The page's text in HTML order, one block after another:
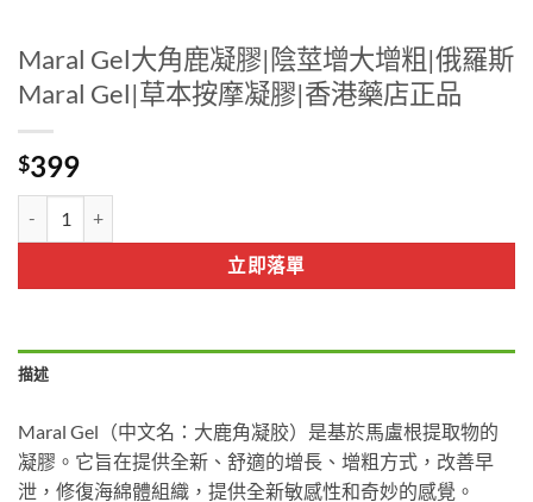
Maral Gel大角鹿凝膠|陰莖增大增粗|俄羅斯
Maral Gel|草本按摩凝膠|香港藥店正品
$399
立即落單
描述
Maral Gel（中文名：大鹿角凝胶）是基於馬盧根提取物的
凝膠。它旨在提供全新、舒適的增長、增粗方式，改善早
泄，修復海綿體組織，提供全新敏感性和奇妙的感覺。